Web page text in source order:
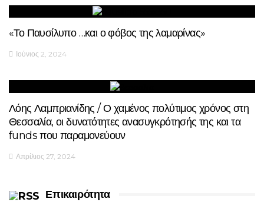
«Το Παυσίλυπο …και ο φόβος της λαμαρίνας»
Ιούνιος 2, 2024
Λόης Λαμπριανίδης / Ο χαμένος πολύτιμος χρόνος στη
Θεσσαλία, οι δυνατότητες ανασυγκρότησής της και τα
funds που παραμονεύουν
Απρίλιος 27, 2024
Επικαιρότητα